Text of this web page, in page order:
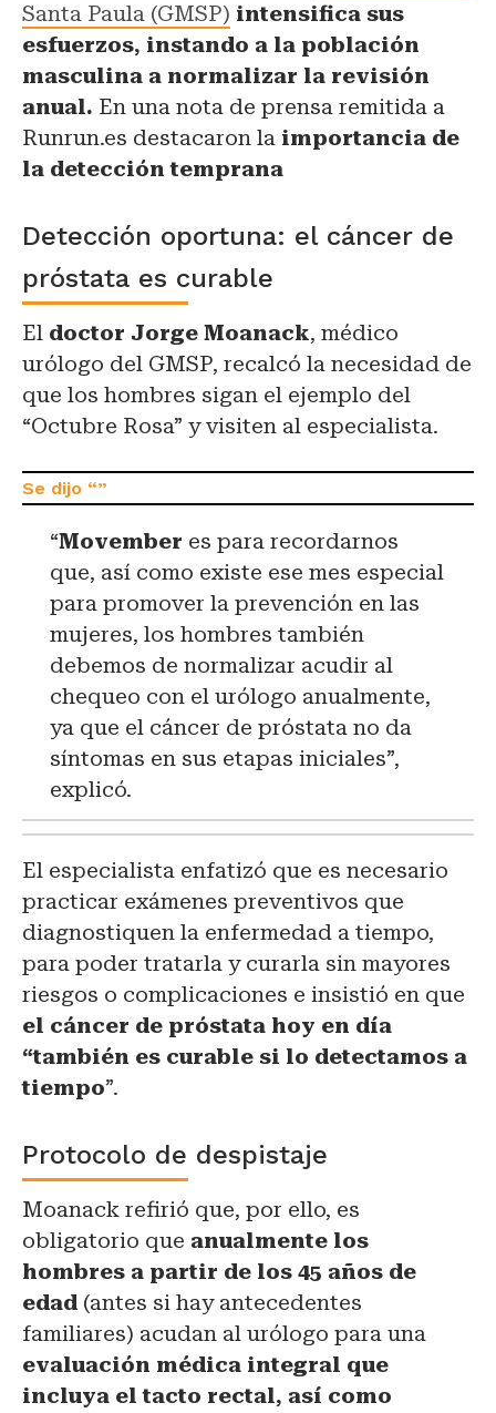
Santa Paula (GMSP) intensifica sus
esfuerzos, instando a la población
masculina a normalizar la revisión
anual. En una nota de prensa remitida a
Runrun.es destacaron la importancia de
la detección temprana
Detección oportuna: el cáncer de
próstata es curable
El doctor Jorge Moanack, médico
urólogo del GMSP, recalcó la necesidad de
que los hombres sigan el ejemplo del
“Octubre Rosa” y visiten al especialista.
“Movember es para recordarnos
que, así como existe ese mes especial
para promover la prevención en las
mujeres, los hombres también
debemos de normalizar acudir al
chequeo con el urólogo anualmente,
ya que el cáncer de próstata no da
síntomas en sus etapas iniciales”,
explicó.
El especialista enfatizó que es necesario
practicar exámenes preventivos que
diagnostiquen la enfermedad a tiempo,
para poder tratarla y curarla sin mayores
riesgos o complicaciones e insistió en que
el cáncer de próstata hoy en día
“también es curable si lo detectamos a
tiempo”.
Protocolo de despistaje
Moanack refirió que, por ello, es
obligatorio que anualmente los
hombres a partir de los 45 años de
edad (antes si hay antecedentes
familiares) acudan al urólogo para una
evaluación médica integral que
incluya el tacto rectal, así como